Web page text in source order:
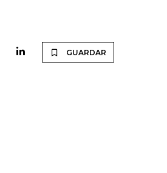
GUARDAR